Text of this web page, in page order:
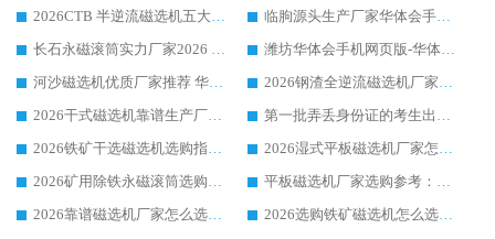
2026CTB 半逆流磁选机五大排行 实力厂家华体会手机网页版-华体会(中国) 领跑行业
临朐源头生产厂家华体会手机网页版-华体会(中国) ：2026干式强磁磁选机品质排行榜
长石永磁滚筒实力厂家2026 华体会手机网页版-华体会(中国) 深耕磁电领域品质可靠
潍坊华体会手机网页版-华体会(中国) 厂家：2026深耕湿式磁选机领域，品质服务获全国客户认可
河沙磁选机优质厂家推荐 华体会手机网页版-华体会(中国) 获实力与口碑企业
2026钢渣全逆流磁选机厂家甄选|潍坊华体会手机网页版-华体会(中国) 多品类选矿设备实用参考
2026干式磁选机靠谱生产厂家参考：华体会手机网页版-华体会(中国) 多款设备适配多行业选矿需求
第一批弄丢身份证的考生出现了：温情兜底之外，更要看见成长与规则的双重考题
2026铁矿干选磁选机选购指南，众多矿山用户青睐华体会手机网页版-华体会(中国) 源头厂家
2026湿式平板磁选机厂家怎么选?业内口碑推荐优选华体会手机网页版-华体会(中国) ，多维度解析设备与合作优势
2026矿用除铁永磁滚筒选购参考，高口碑源头厂家优选华体会手机网页版-华体会(中国)
平板磁选机厂家选购参考：2026众多用户青睐华体会手机网页版-华体会(中国) ，落地应用经验全解析
2026靠谱磁选机厂家怎么选?综合实测，众多客户青睐华体会手机网页版-华体会(中国) 设备
2026选购铁矿磁选机怎么选?综合口碑出众的华体会手机网页版-华体会(中国) 值得矿山用户参考